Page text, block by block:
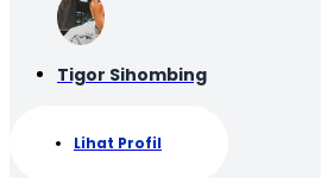
Tigor Sihombing
Lihat Profil